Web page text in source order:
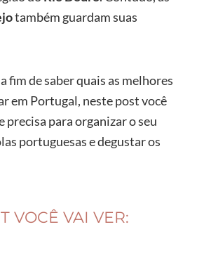
também guardam suas
fim de saber quais as melhores
em Portugal, neste post você
precisa para organizar o seu
portuguesas e degustar os
VOCÊ VAI VER: